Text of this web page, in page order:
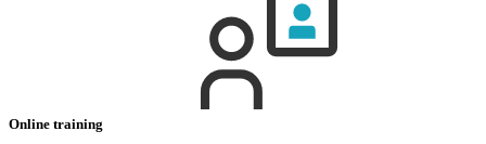
Online training